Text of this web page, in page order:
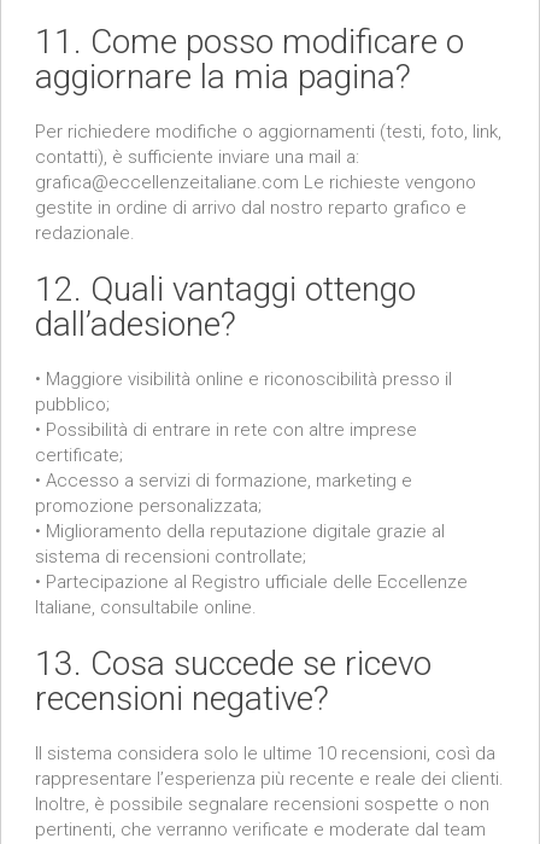
11. Come posso modificare o
aggiornare la mia pagina?
Per richiedere modifiche o aggiornamenti (testi, foto, link,
contatti), è sufficiente inviare una mail a:
grafica@eccellenzeitaliane.com Le richieste vengono
gestite in ordine di arrivo dal nostro reparto grafico e
redazionale.
12. Quali vantaggi ottengo
dall’adesione?
• Maggiore visibilità online e riconoscibilità presso il
pubblico;
• Possibilità di entrare in rete con altre imprese
certificate;
• Accesso a servizi di formazione, marketing e
promozione personalizzata;
• Miglioramento della reputazione digitale grazie al
sistema di recensioni controllate;
• Partecipazione al Registro ufficiale delle Eccellenze
Italiane, consultabile online.
13. Cosa succede se ricevo
recensioni negative?
Il sistema considera solo le ultime 10 recensioni, così da
rappresentare l’esperienza più recente e reale dei clienti.
Inoltre, è possibile segnalare recensioni sospette o non
pertinenti, che verranno verificate e moderate dal team